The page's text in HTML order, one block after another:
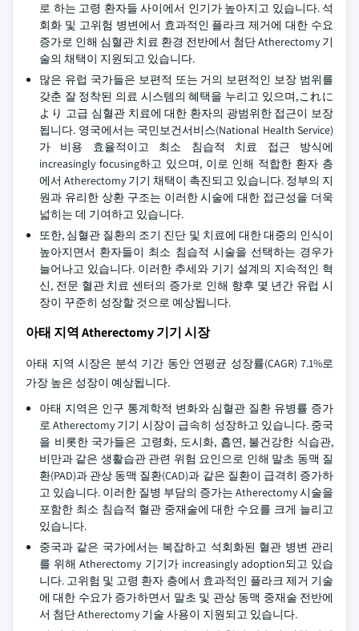
로 하는 고령 환자들 사이에서 인기가 높아지고 있습니다. 석
회화 및 고위험 병변에서 효과적인 플라크 제거에 대한 수요
증가로 인해 심혈관 치료 환경 전반에서 첨단 Atherectomy 기
술의 채택이 지원되고 있습니다.
많은 유럽 국가들은 보편적 또는 거의 보편적인 보장 범위를
갖춘 잘 정착된 의료 시스템의 혜택을 누리고 있으며,これに
より 고급 심혈관 치료에 대한 환자의 광범위한 접근이 보장
됩니다. 영국에서는 국민보건서비스(National Health Service)
가 비용 효율적이고 최소 침습적 치료 접근 방식에
increasingly focusing하고 있으며, 이로 인해 적합한 환자 층
에서 Atherectomy 기기 채택이 촉진되고 있습니다. 정부의 지
원과 유리한 상환 구조는 이러한 시술에 대한 접근성을 더욱
넓히는 데 기여하고 있습니다.
또한, 심혈관 질환의 조기 진단 및 치료에 대한 대중의 인식이
높아지면서 환자들이 최소 침습적 시술을 선택하는 경우가
늘어나고 있습니다. 이러한 추세와 기기 설계의 지속적인 혁
신, 전문 혈관 치료 센터의 증가로 인해 향후 몇 년간 유럽 시
장이 꾸준히 성장할 것으로 예상됩니다.
아태 지역 Atherectomy 기기 시장
아태 지역 시장은 분석 기간 동안 연평균 성장률(CAGR) 7.1%로
가장 높은 성장이 예상됩니다.
아태 지역은 인구 통계학적 변화와 심혈관 질환 유병률 증가
로 Atherectomy 기기 시장이 급속히 성장하고 있습니다. 중국
을 비롯한 국가들은 고령화, 도시화, 흡연, 불건강한 식습관,
비만과 같은 생활습관 관련 위험 요인으로 인해 말초 동맥 질
환(PAD)과 관상 동맥 질환(CAD)과 같은 질환이 급격히 증가하
고 있습니다. 이러한 질병 부담의 증가는 Atherectomy 시술을
포함한 최소 침습적 혈관 중재술에 대한 수요를 크게 늘리고
있습니다.
중국과 같은 국가에서는 복잡하고 석회화된 혈관 병변 관리
를 위해 Atherectomy 기기가 increasingly adoption되고 있습
니다. 고위험 및 고령 환자 층에서 효과적인 플라크 제거 기술
에 대한 수요가 증가하면서 말초 및 관상 동맥 중재술 전반에
서 첨단 Atherectomy 기술 사용이 지원되고 있습니다.